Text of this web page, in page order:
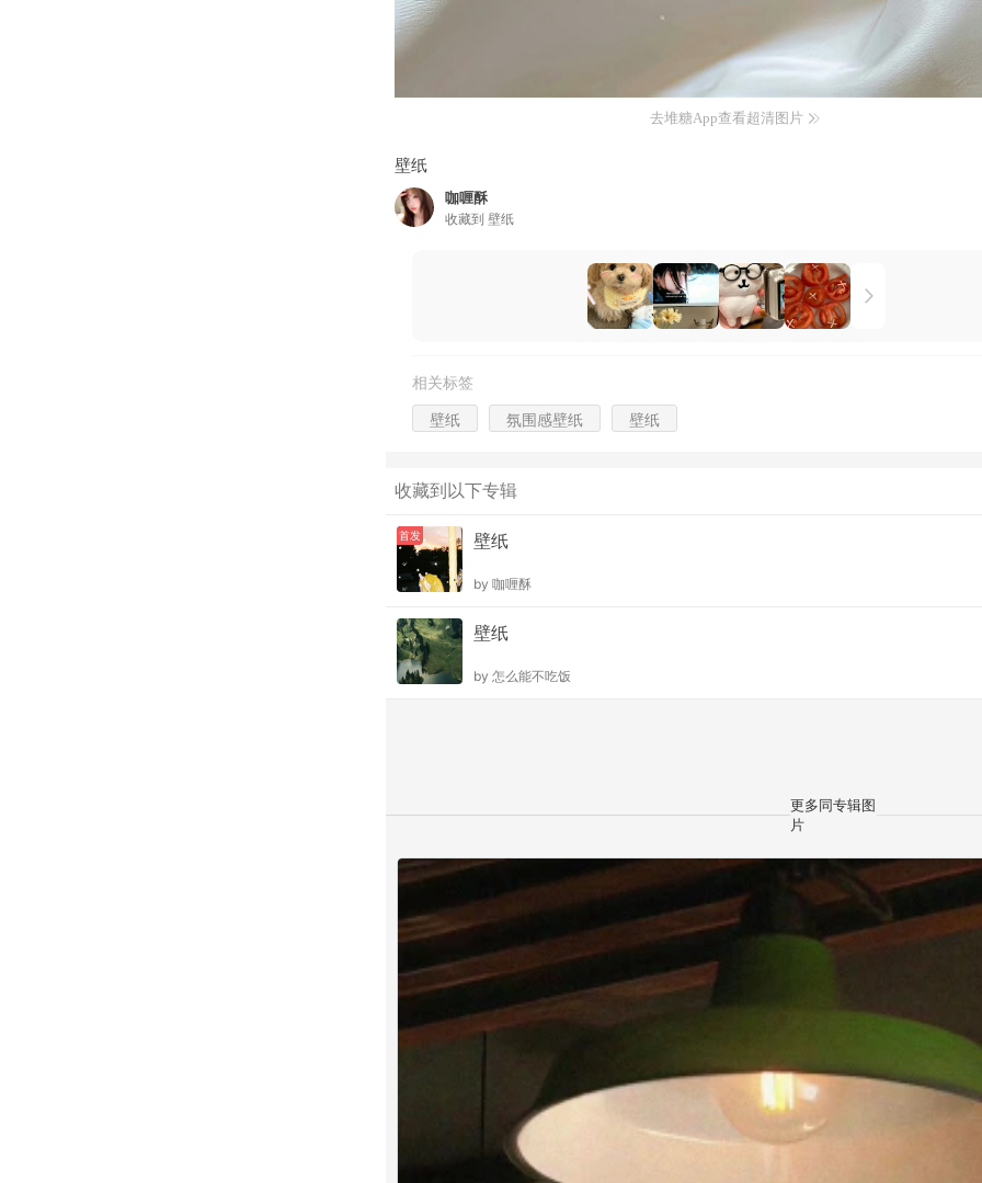
去堆糖App查看超清图片
壁纸
咖喱酥
收藏到 壁纸
相关标签
壁纸 氛围感壁纸 壁纸
收藏到以下专辑
首发 壁纸
by 咖喱酥
壁纸
by 怎么能不吃饭
更多同专辑图
片